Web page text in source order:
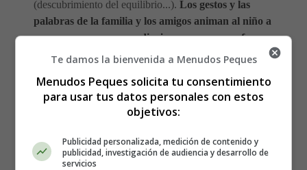
(descubrimiento del equilibrio...). Los gestos y las
palabras de la familia y los amigos animan al niño a
perseverar en su aprendizaje y a superar un fracaso
momentáneo.
A veces los padres inducen
palabras como: "¡No hagas esto, te caerás!", o culpando
al niño por no tener éxito en lo que otros a la misma edad
pueden hacer: caminar, hablar, luego leer y escribir.
Te damos la bienvenida a Menudos Peques
Menudos Peques solicita tu consentimiento
para usar tus datos personales con estos
objetivos:
Publicidad personalizada, medición de contenido y
publicidad, investigación de audiencia y desarrollo de
servicios